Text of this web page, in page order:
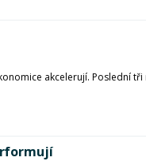
akcelerují. Poslední